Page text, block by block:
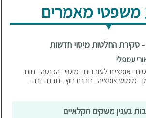
משפטי מאמרים
- סקירת החלטות מיסוי חדשות
עמפלי
- אופציות לעובדים - מיסוי - הכנסה - רווח
- מימוש אופציה - חברת חוץ - חברה זרה -
בענין משקים חקלאיים